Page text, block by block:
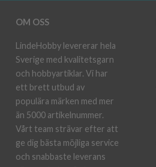
OM OSS
LindeHobby levererar hela
Sverige med kvalitetsgarn
och hobbyartiklar. Vi har
ett brett utbud av
populära märken med mer
än 5000 artikelnummer.
Vårt team strävar efter att
ge dig bästa möjliga service
och snabbaste leverans